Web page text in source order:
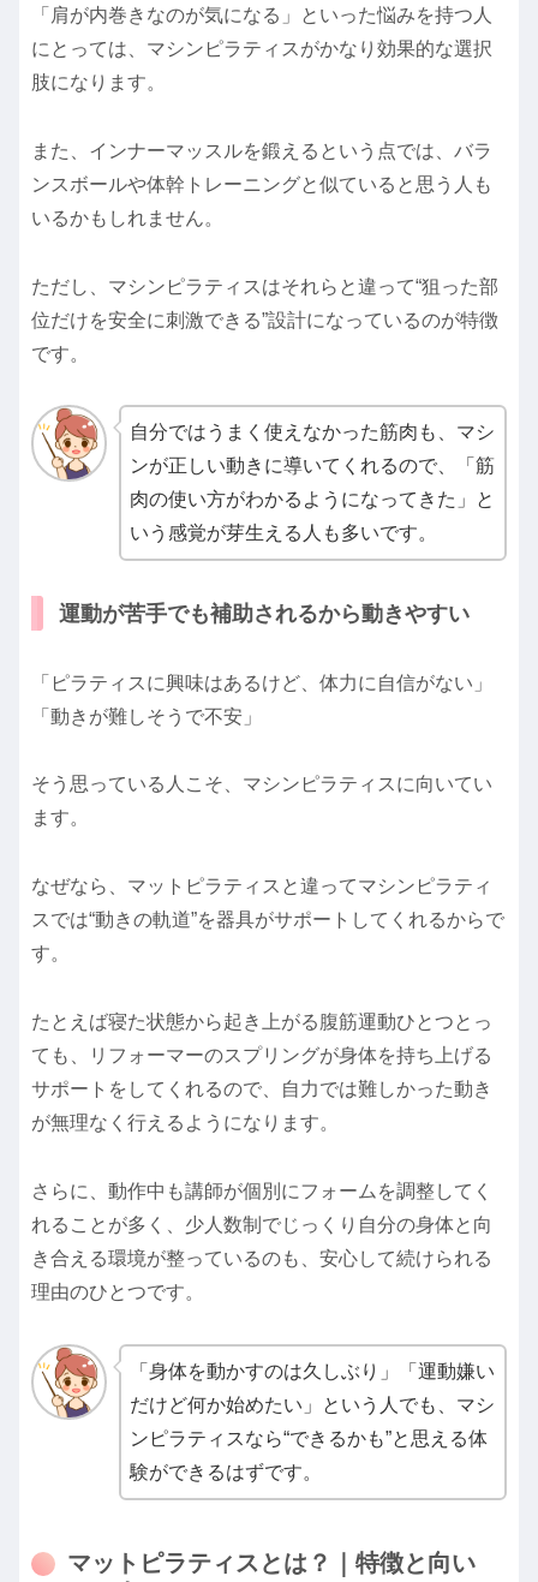
「肩が内巻きなのが気になる」といった悩みを持つ人
にとっては、マシンピラティスがかなり効果的な選択
肢になります。
また、インナーマッスルを鍛えるという点では、バラ
ンスボールや体幹トレーニングと似ていると思う人も
いるかもしれません。
ただし、マシンピラティスはそれらと違って“狙った部
位だけを安全に刺激できる”設計になっているのが特徴
です。
自分ではうまく使えなかった筋肉も、マシ
ンが正しい動きに導いてくれるので、「筋
肉の使い方がわかるようになってきた」と
いう感覚が芽生える人も多いです。
運動が苦手でも補助されるから動きやすい
「ピラティスに興味はあるけど、体力に自信がない」
「動きが難しそうで不安」
そう思っている人こそ、マシンピラティスに向いてい
ます。
なぜなら、マットピラティスと違ってマシンピラティ
スでは“動きの軌道”を器具がサポートしてくれるからで
す。
たとえば寝た状態から起き上がる腹筋運動ひとつとっ
ても、リフォーマーのスプリングが身体を持ち上げる
サポートをしてくれるので、自力では難しかった動き
が無理なく行えるようになります。
さらに、動作中も講師が個別にフォームを調整してく
れることが多く、少人数制でじっくり自分の身体と向
き合える環境が整っているのも、安心して続けられる
理由のひとつです。
「身体を動かすのは久しぶり」「運動嫌い
だけど何か始めたい」という人でも、マシ
ンピラティスなら“できるかも”と思える体
験ができるはずです。
マットピラティスとは？｜特徴と向い